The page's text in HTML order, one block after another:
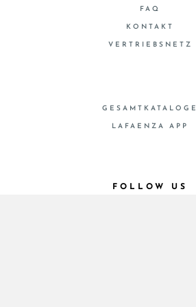
FAQ
KONTAKT
VERTRIEBSNETZ
GESAMTKATALOGE
LAFAENZA APP
FOLLOW US